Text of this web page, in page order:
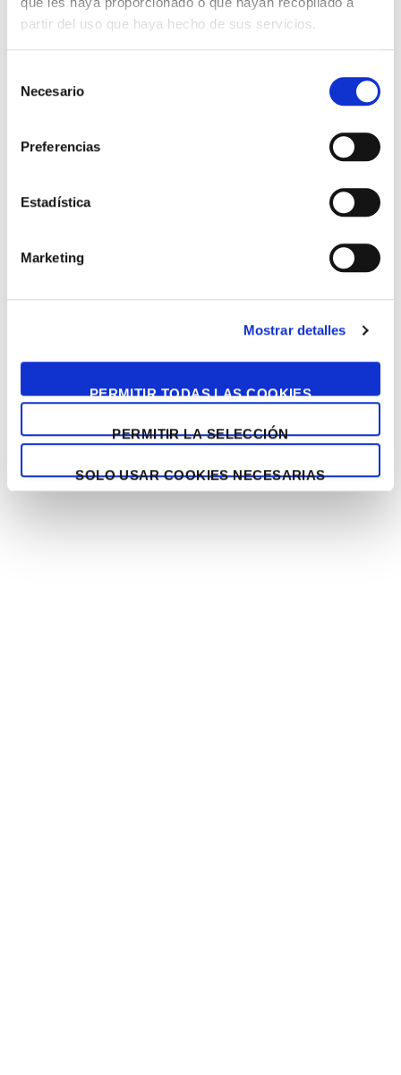
partir del uso que haya hecho de sus servicios.
Necesario
Preferencias
Estadística
Marketing
Mostrar detalles
PERMITIR TODAS LAS COOKIES
PERMITIR LA SELECCIÓN
SOLO USAR COOKIES NECESARIAS